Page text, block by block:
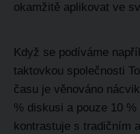
okamžitě aplikovat ve
Když se podíváme
taktovkou společnosti
času je věnováno
% diskusi a pouze 10
kontrastuje s tradičním